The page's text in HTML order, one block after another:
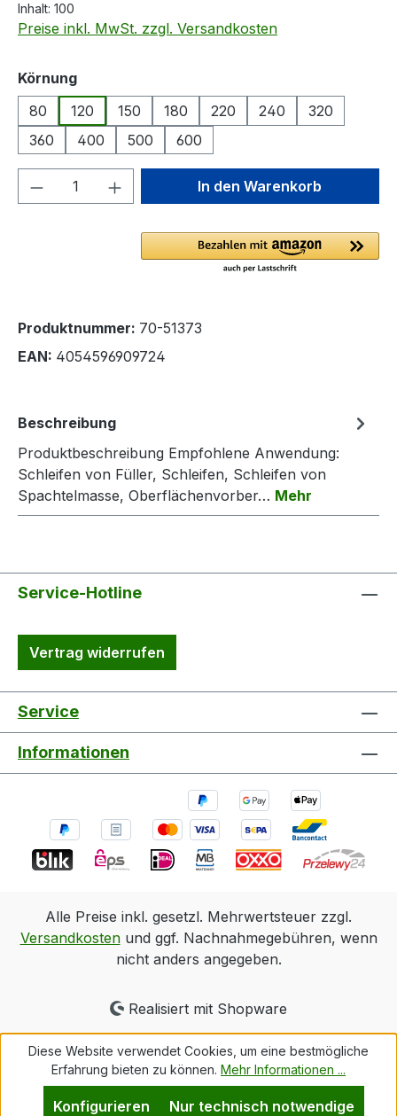
Inhalt: 100
Preise inkl. MwSt. zzgl. Versandkosten
Körnungauswählen
80
120 150 180 220 240
320
360
400 500 600
Produkt Anzahl: Gib denIn den Warenkorb
Produktnummer: 70-51373
EAN: 4054596909724
Beschreibung
Produktbeschreibung Empfohlene Anwendung:
Schleifen von Füller, Schleifen, Schleifen von
Spachtelmasse, Oberflächenvorber… Mehr
Service-Hotline
Vertrag widerrufen
Service
Informationen
Alle Preise inkl. gesetzl. Mehrwertsteuer zzgl.
Versandkostenund ggf. Nachnahmegebühren, wenn
nicht anders angegeben.
Realisiert mit Shopware
Diese Website verwendet Cookies, um eine bestmögliche
Erfahrung bieten zu können. Mehr Informationen ...
Nur technisch notwendige
Konfigurieren